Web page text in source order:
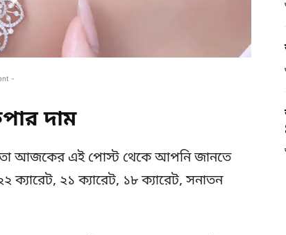
-
দাম
তা আজকের এই পোস্ট থেকে আপনি জানতে
২১ ক্যারেট, ১৮ ক্যারেট, সনাতন